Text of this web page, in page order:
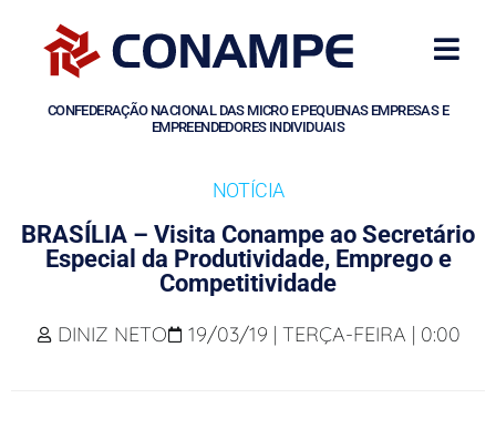
CONFEDERAÇÃO NACIONAL DAS MICRO E PEQUENAS EMPRESAS E
EMPREENDEDORES INDIVIDUAIS
NOTÍCIA
BRASÍLIA – Visita Conampe ao Secretário
Especial da Produtividade, Emprego e
Competitividade
DINIZ NETO 19/03/19 | TERÇA-FEIRA | 0:00